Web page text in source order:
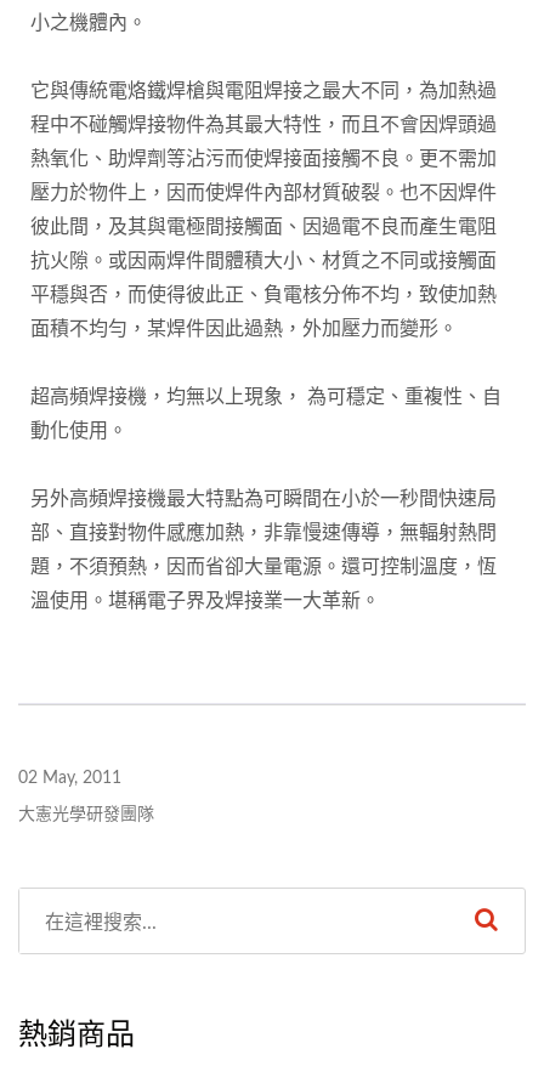
小之機體內。
它與傳統電烙鐵焊槍與電阻焊接之最大不同，為加熱過
程中不碰觸焊接物件為其最大特性，而且不會因焊頭過
熱氧化、助焊劑等沾污而使焊接面接觸不良。更不需加
壓力於物件上，因而使焊件內部材質破裂。也不因焊件
彼此間，及其與電極間接觸面、因過電不良而產生電阻
抗火隙。或因兩焊件間體積大小、材質之不同或接觸面
平穩與否，而使得彼此正、負電核分佈不均，致使加熱
面積不均勻，某焊件因此過熱，外加壓力而變形。
超高頻焊接機，均無以上現象， 為可穩定、重複性、自
動化使用。
另外高頻焊接機最大特點為可瞬間在小於一秒間快速局
部、直接對物件感應加熱，非靠慢速傳導，無輻射熱問
題，不須預熱，因而省卻大量電源。還可控制溫度，恆
溫使用。堪稱電子界及焊接業一大革新。
02 May, 2011
大憲光學研發團隊
熱銷商品